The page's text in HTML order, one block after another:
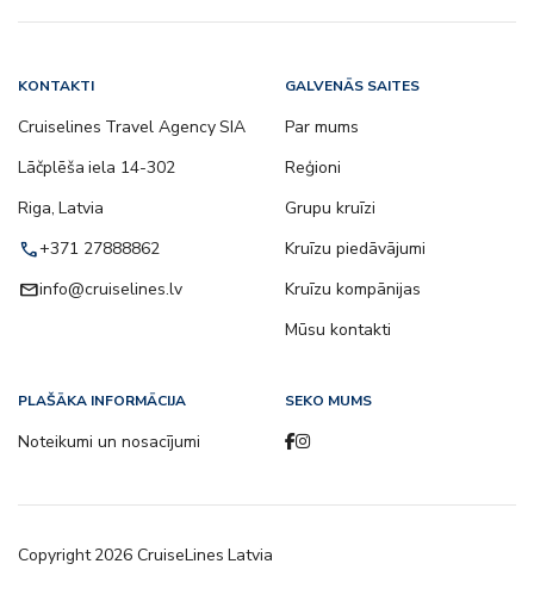
KONTAKTI
Cruiselines Travel Agency SIA
Lāčplēša iela 14-302
Riga, Latvia
call+371 27888862
emailinfo@cruiselines.lv
GALVENĀS SAITES
Par mums
Reģioni
Grupu kruīzi
Kruīzu piedāvājumi
Kruīzu kompānijas
Mūsu kontakti
PLAŠĀKA INFORMĀCIJA
Noteikumi un nosacījumi
SEKO MUMS
Copyright2026 CruiseLines Latvia